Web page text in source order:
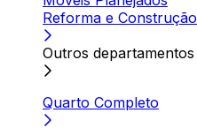
Reforma e Construção
Outros departamentos
Quarto Completo